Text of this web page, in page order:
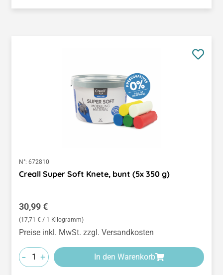
N°: 672810
Creall Super Soft Knete, bunt (5x 350 g)
Regulärer Preis:
30,99 €
(17,71 € / 1 Kilogramm)
Preise inkl. MwSt. zzgl. Versandkosten
- + In den Warenkorb